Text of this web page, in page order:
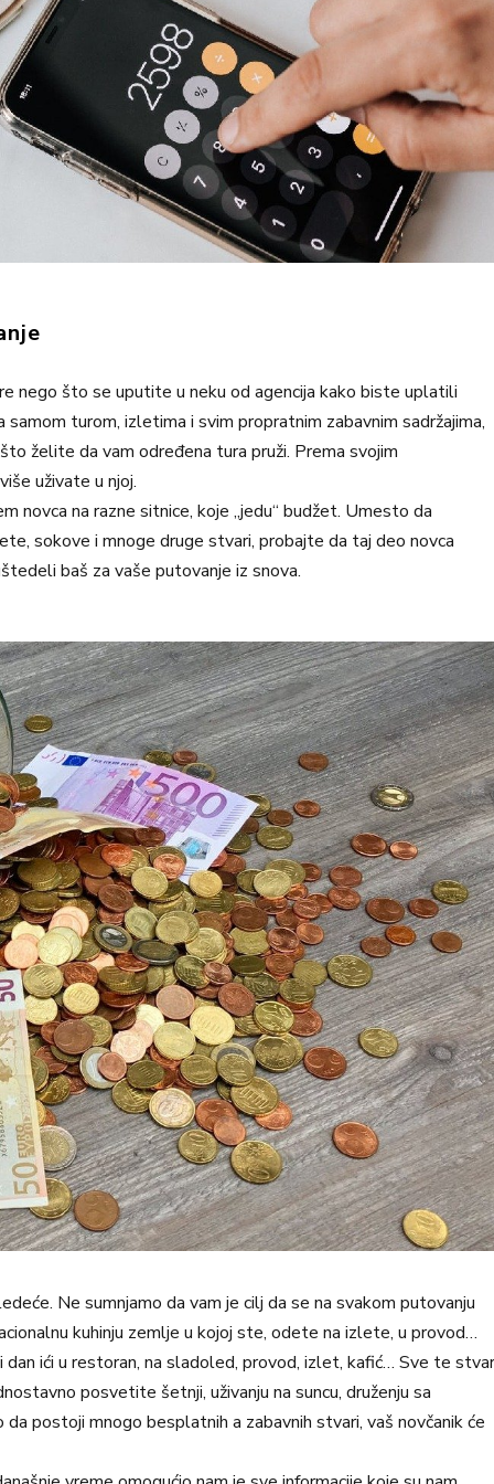
nego što se uputite u neku od agencija kako biste uplatili
turom, izletima i svim propratnim zabavnim sadržajima,
želite da vam određena tura pruži. Prema svojim
uživate u njoj.
novca na razne sitnice, koje „jedu“ budžet. Umesto da
sokove i mnoge druge stvari, probajte da taj deo novca
baš za vaše putovanje iz snova.
Ne sumnjamo da vam je cilj da se na svakom putovanju
kuhinju zemlje u kojoj ste, odete na izlete, u provod…
dan ići u restoran, na sladoled, provod, izlet, kafić… Sve te
posvetite šetnji, uživanju na suncu, druženju sa
postoji mnogo besplatnih a zabavnih stvari, vaš novčanik će